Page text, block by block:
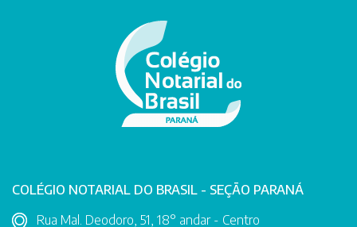
COLÉGIO NOTARIAL DO BRASIL - SEÇÃO PARANÁ
Rua Mal. Deodoro, 51, 18° andar - Centro